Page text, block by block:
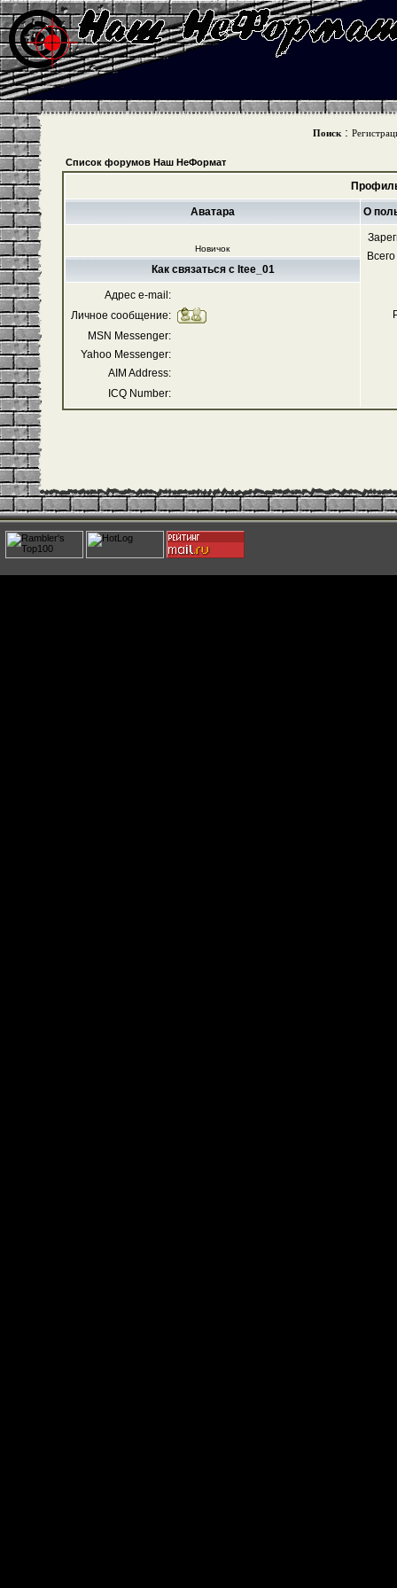
Поиск :
Список форумов Наш НеФормат
Аватара О
Новичок
Как связаться с Itee_01
Адрес e-mail:
Личное сообщение:
MSN Messenger:
Yahoo Messenger:
AIM Address:
ICQ Number: